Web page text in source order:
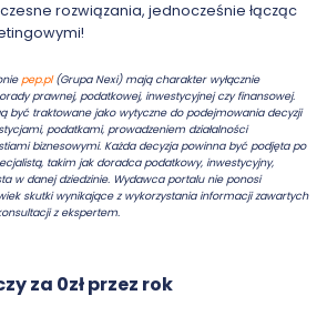
rozwiązania, jednocześnie łącząc
pep.pl(Grupa Nexi) mają charakter wyłącznie
prawnej, podatkowej, inwestycyjnej czy finansowej.
być traktowane jako wytyczne do podejmowania decyzji
podatkami, prowadzeniem działalności
biznesowymi. Każda decyzja powinna być podjęta po
takim jak doradca podatkowy, inwestycyjny,
w danej dziedzinie. Wydawca portalu nie ponosi
skutki wynikające z wykorzystania informacji zawartych
z ekspertem.
za 0zł przez rok